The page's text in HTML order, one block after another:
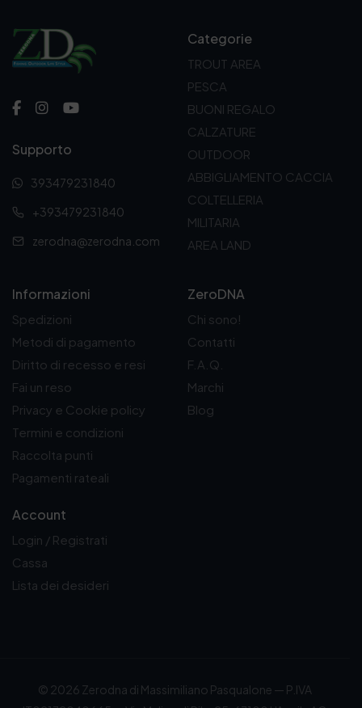
Supporto
393479231840
+393479231840
zerodna@zerodna.com
Categorie
TROUT AREA
PESCA
BUONI REGALO
CALZATURE
OUTDOOR
ABBIGLIAMENTO CACCIA
COLTELLERIA
MILITARIA
AREA LAND
Informazioni
Spedizioni
Metodi di pagamento
Diritto di recesso e resi
Fai un reso
Privacy e Cookie policy
Termini e condizioni
Raccolta punti
Pagamenti rateali
Account
Login / Registrati
Cassa
Lista dei desideri
ZeroDNA
Chi sono!
Contatti
F.A.Q.
Marchi
Blog
© 2026 Zerodna di Massimiliano Pasqualone — P.IVA